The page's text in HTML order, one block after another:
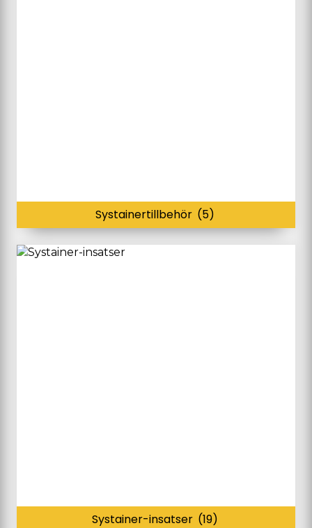
Systainertillbehör (5)
Systainer-insatser (19)